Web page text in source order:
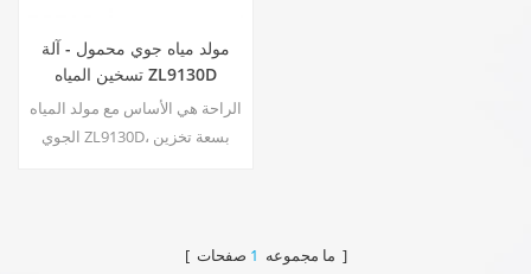
مولد مياه جوي محمول - آلة
تسخين المياه ZL9130D
الراحة هي الأساس مع مولد المياه
الجوي ZL9130D، بسعة تخزين
الماء المحيط الحصول على مياه
[ ما مجموعه 1 صفحات ]